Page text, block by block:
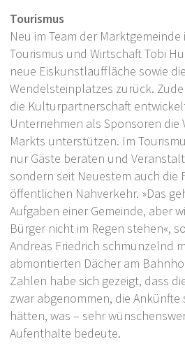
Tourismus
Neu im Team der
Tourismus und Wirtschaft Tobi
neue Eiskunstlauffläche sowie
Wendelsteinplatzes zurück.
die Kulturpartnerschaft
Unternehmen als Sponsoren die
Markts unterstützen. Im
nur Gäste beraten und
sondern seit Neuestem auch die
öffentlichen Nahverkehr. »Das
Aufgaben einer Gemeinde, aber
Bürger nicht im Regen stehen«,
Andreas Friedrich schmunzelnd
abmontierten Dächer am
Zahlen habe sich gezeigt, dass
zwar abgenommen, die Ankünfte
hätten, was – sehr
Aufenthalte bedeute.